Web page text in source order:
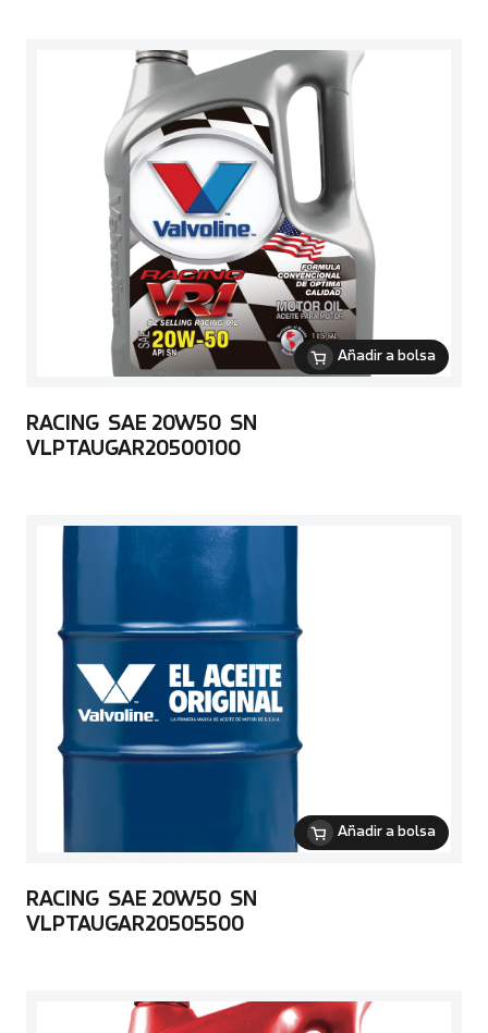
Añadir a bolsa
RACING SAE 20W50 SN
VLPTAUGAR20500100
Añadir a bolsa
RACING SAE 20W50 SN
VLPTAUGAR20505500